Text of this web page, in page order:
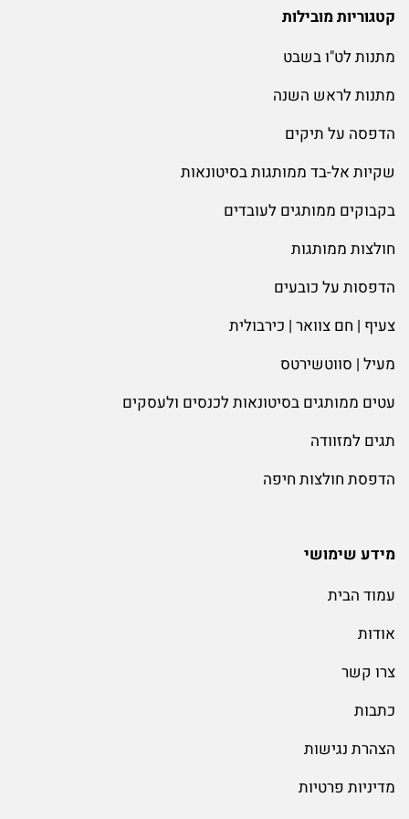
קטגוריות מובילות
מתנות לט"ו בשבט
מתנות לראש השנה
הדפסה על תיקים
שקיות אל-בד ממותגות בסיטונאות
בקבוקים ממותגים לעובדים
חולצות ממותגות
הדפסות על כובעים
צעיף | חם צוואר | כירבולית
מעיל | סווטשירטס
עטים ממותגים בסיטונאות לכנסים ולעסקים
תגים למזוודה
הדפסת חולצות חיפה
מידע שימושי
עמוד הבית
אודות
צרו קשר
כתבות
הצהרת נגישות
מדיניות פרטיות